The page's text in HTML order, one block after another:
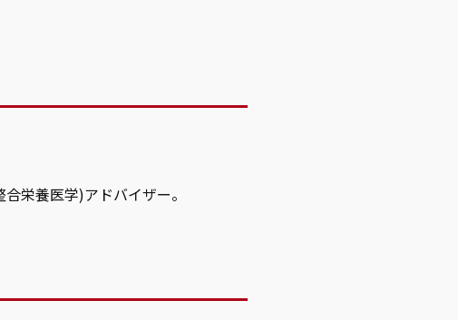
栄養医学)アドバイザー。